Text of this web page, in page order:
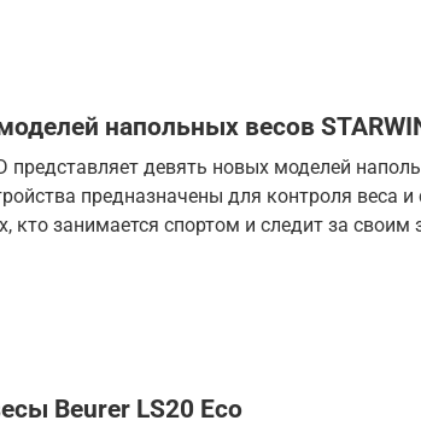
напольных весов
представляет девять новых моделей
предназначены для контроля веса
кто занимается спортом и следит за своим
Beurer LS20 Eco